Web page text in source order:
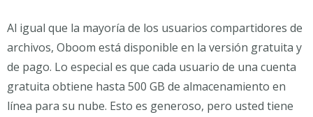
Al igual que la mayoría de los usuarios compartidores de
archivos, Oboom está disponible en la versión gratuita y
de pago. Lo especial es que cada usuario de una cuenta
gratuita obtiene hasta 500 GB de almacenamiento en
línea para su nube. Esto es generoso, pero usted tiene